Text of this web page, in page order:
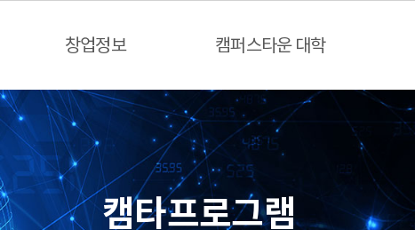
창업정보 캠퍼스타운 대학
캠타프로그램